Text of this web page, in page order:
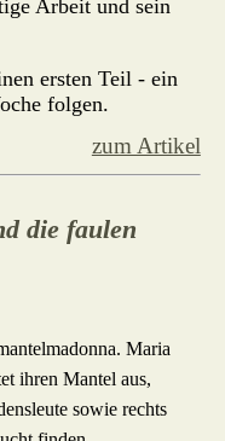
Arbeit und sein
ersten Teil - ein
folgen.
zum Artikel
die faulen